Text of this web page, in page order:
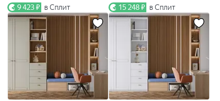
9 423 ₽ в Сплит 15 248 ₽ в Сплит